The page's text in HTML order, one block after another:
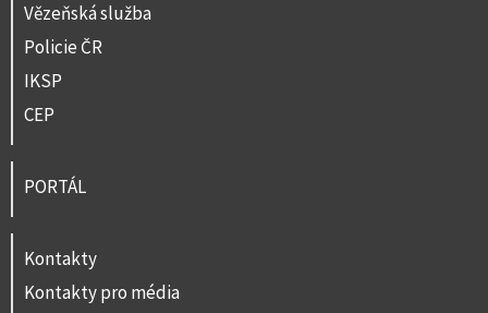
Vězeňská služba
Policie ČR
IKSP
CEP
PORTÁL
Kontakty
Kontakty pro média